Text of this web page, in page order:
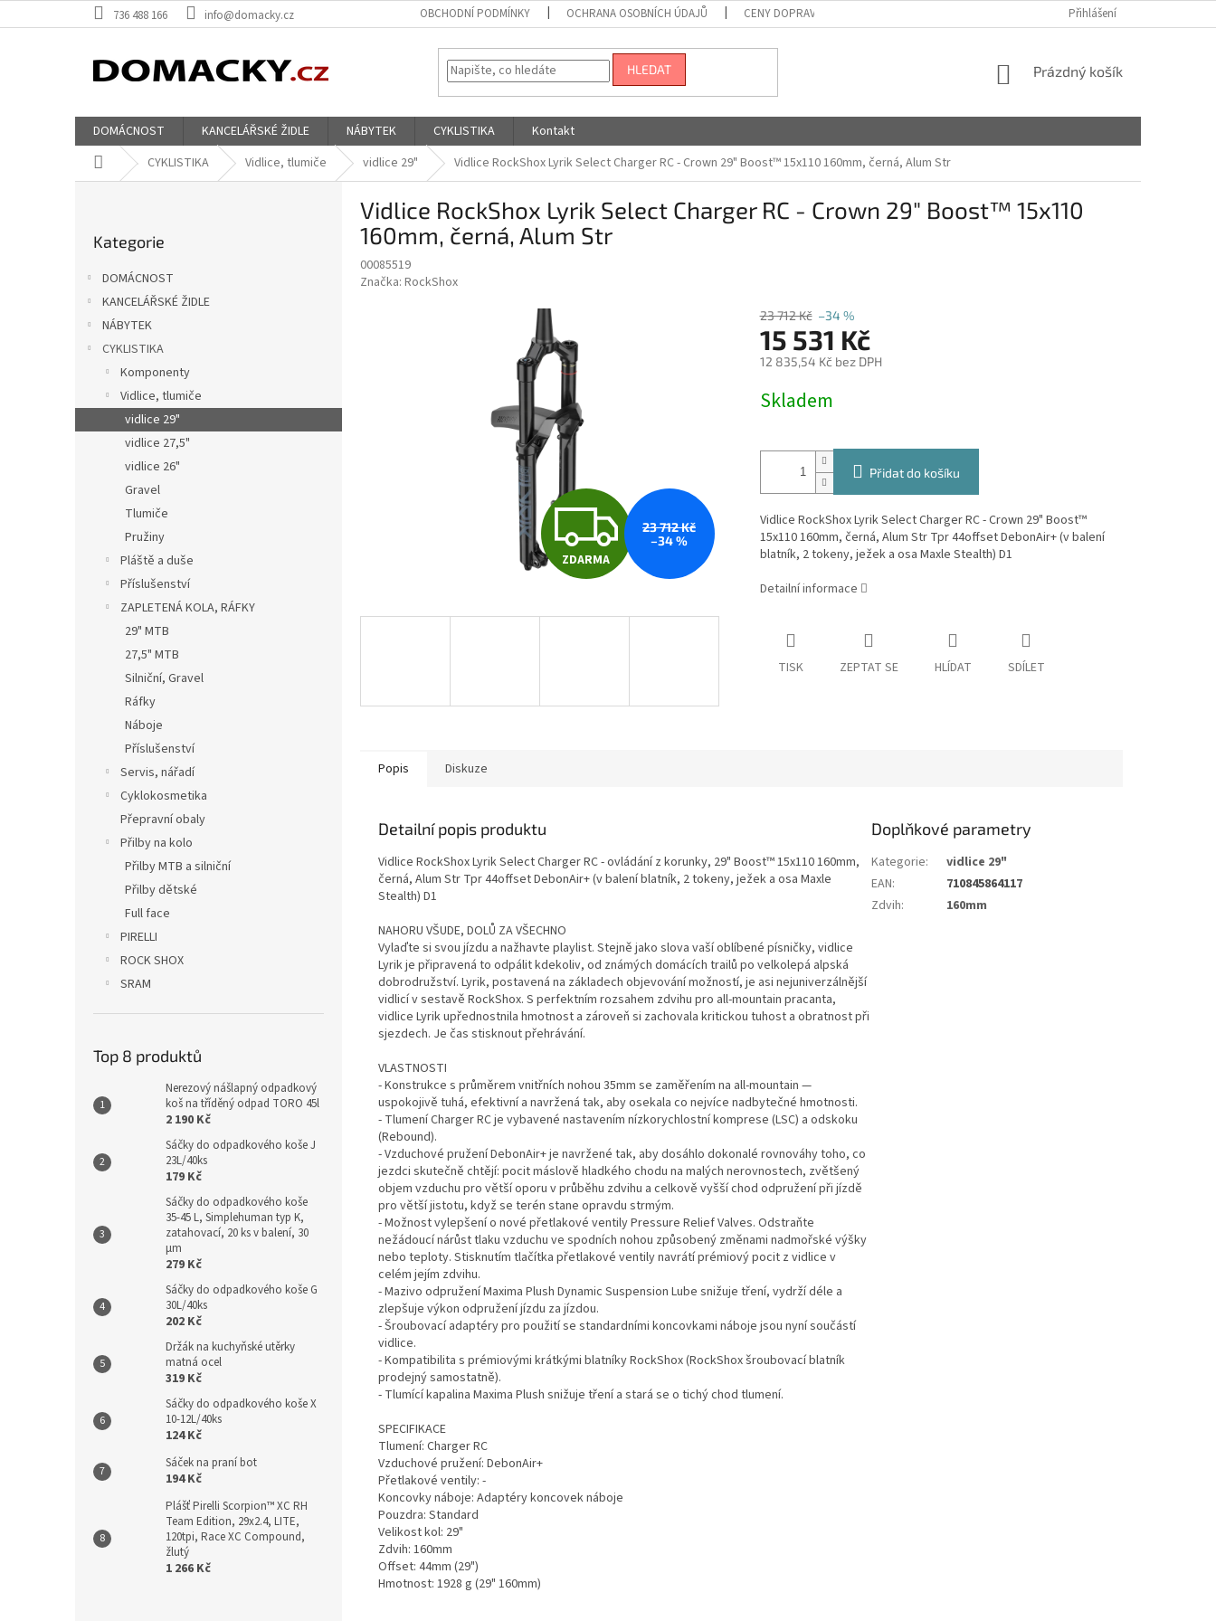
na
736 488 166 info@domacky.cz OBCHODNÍ PODMÍNKY OCHRANA OSOBNÍCH ÚDAJŮ CENY DOPRAVY Přihlášení
HLEDAT
NÁKUPNÍ
Prázdný košík
DOMÁCNOST KANCELÁŘSKÉ ŽIDLE NÁBYTEK CYKLISTIKA
Kontakt
Domů CYKLISTIKA Vidlice, tlumiče vidlice 29" Vidlice RockShox Lyrik Select Charger RC - Crown 29" Boost™ 15x110 160mm, černá, Alum Str
n
e
kategorie
Kategorie
DOMÁCNOST
KANCELÁŘSKÉ ŽIDLE
NÁBYTEK
CYKLISTIKA
Komponenty
Vidlice, tlumiče
vidlice 29"
vidlice 27,5"
vidlice 26"
Gravel
Tlumiče
Pružiny
Pláště a duše
Příslušenství
ZAPLETENÁ KOLA, RÁFKY
29" MTB
27,5" MTB
Silniční, Gravel
Ráfky
Náboje
Příslušenství
Servis, nářadí
Cyklokosmetika
Přepravní obaly
Přilby na kolo
Přilby MTB a silniční
Přilby dětské
Full face
PIRELLI
ROCK SHOX
SRAM
Top 8 produktů
Nerezový nášlapný odpadkový
koš na tříděný odpad TORO 45l
2 190 Kč
Sáčky do odpadkového koše J
23L/40ks
179 Kč
Sáčky do odpadkového koše
35-45 L, Simplehuman typ K,
zatahovací, 20 ks v balení, 30
µm
279 Kč
Sáčky do odpadkového koše G
30L/40ks
202 Kč
Držák na kuchyňské utěrky
matná ocel
319 Kč
Sáčky do odpadkového koše X
10-12L/40ks
124 Kč
Sáček na praní bot
194 Kč
Plášť Pirelli Scorpion™ XC RH
Team Edition, 29x2.4, LITE,
120tpi, Race XC Compound,
žlutý
1 266 Kč
Vidlice RockShox Lyrik Select Charger RC - Crown 29" Boost™ 15x110
160mm, černá, Alum Str
00085519
Značka: RockShox
Z
D
R
A
ZDARMA
23 712 Kč
–34 %
23 712 Kč –34 %
15 531 Kč
12 835,54 Kč bez DPH
cena:
Skladem
Přidat do košíku
Vidlice RockShox Lyrik Select Charger RC - Crown 29" Boost™
15x110 160mm, černá, Alum Str Tpr 44offset DebonAir+ (v balení
blatník, 2 tokeny, ježek a osa Maxle Stealth) D1
Detailní informace
TISK ZEPTAT SE HLÍDAT SDÍLET
Popis Diskuze
Detailní popis produktu
Vidlice RockShox Lyrik Select Charger RC - ovládání z korunky, 29" Boost™ 15x110 160mm,
černá, Alum Str Tpr 44offset DebonAir+ (v balení blatník, 2 tokeny, ježek a osa Maxle
Stealth) D1
NAHORU VŠUDE, DOLŮ ZA VŠECHNO
Vylaďte si svou jízdu a nažhavte playlist. Stejně jako slova vaší oblíbené písničky, vidlice
Lyrik je připravená to odpálit kdekoliv, od známých domácích trailů po velkolepá alpská
dobrodružství. Lyrik, postavená na základech objevování možností, je asi nejuniverzálnější
vidlicí v sestavě RockShox. S perfektním rozsahem zdvihu pro all-mountain pracanta,
vidlice Lyrik upřednostnila hmotnost a zároveň si zachovala kritickou tuhost a obratnost při
sjezdech. Je čas stisknout přehrávání.
VLASTNOSTI
- Konstrukce s průměrem vnitřních nohou 35mm se zaměřením na all-mountain —
uspokojivě tuhá, efektivní a navržená tak, aby osekala co nejvíce nadbytečné hmotnosti.
- Tlumení Charger RC je vybavené nastavením nízkorychlostní komprese (LSC) a odskoku
(Rebound).
- Vzduchové pružení DebonAir+ je navržené tak, aby dosáhlo dokonalé rovnováhy toho, co
jezdci skutečně chtějí: pocit máslově hladkého chodu na malých nerovnostech, zvětšený
objem vzduchu pro větší oporu v průběhu zdvihu a celkově vyšší chod odpružení při jízdě
pro větší jistotu, když se terén stane opravdu strmým.
- Možnost vylepšení o nové přetlakové ventily Pressure Relief Valves. Odstraňte
nežádoucí nárůst tlaku vzduchu ve spodních nohou způsobený změnami nadmořské výšky
nebo teploty. Stisknutím tlačítka přetlakové ventily navrátí prémiový pocit z vidlice v
celém jejím zdvihu.
- Mazivo odpružení Maxima Plush Dynamic Suspension Lube snižuje tření, vydrží déle a
zlepšuje výkon odpružení jízdu za jízdou.
- Šroubovací adaptéry pro použití se standardními koncovkami náboje jsou nyní součástí
vidlice.
- Kompatibilita s prémiovými krátkými blatníky RockShox (RockShox šroubovací blatník
prodejný samostatně).
- Tlumící kapalina Maxima Plush snižuje tření a stará se o tichý chod tlumení.
SPECIFIKACE
Tlumení: Charger RC
Vzduchové pružení: DebonAir+
Přetlakové ventily: -
Koncovky náboje: Adaptéry koncovek náboje
Pouzdra: Standard
Velikost kol: 29"
Zdvih: 160mm
Offset: 44mm (29")
Hmotnost: 1928 g (29" 160mm)
Doplňkové parametry
Kategorie:
vidlice 29"
EAN:
710845864117
Zdvih: 160mm